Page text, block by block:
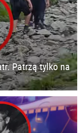
Patrzą tylko na